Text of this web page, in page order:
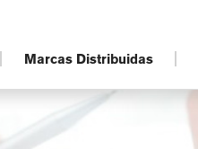
Marcas Distribuidas